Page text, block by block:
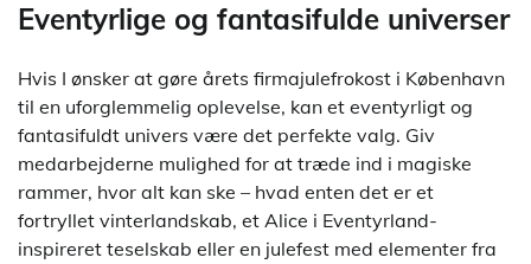
Eventyrlige og fantasifulde universer
Hvis I ønsker at gøre årets firmajulefrokost i København
til en uforglemmelig oplevelse, kan et eventyrligt og
fantasifuldt univers være det perfekte valg. Giv
medarbejderne mulighed for at træde ind i magiske
rammer, hvor alt kan ske – hvad enten det er et
fortryllet vinterlandskab, et Alice i Eventyrland-
inspireret teselskab eller en julefest med elementer fra